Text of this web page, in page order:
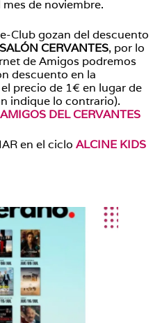
de noviembre.
Club gozan del descuento
CERVANTES, por lo
de Amigos podremos
descuento en la
precio de 1€ en lugar de
indique lo contrario).
DEL CERVANTES
en el ciclo ALCINE KIDS